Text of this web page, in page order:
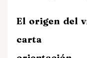
El origen del
carta